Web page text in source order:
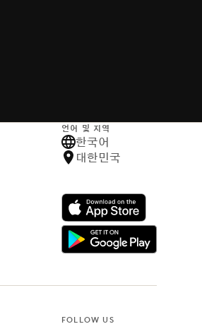
언어 및 지역
한국어
대한민국
FOLLOW US